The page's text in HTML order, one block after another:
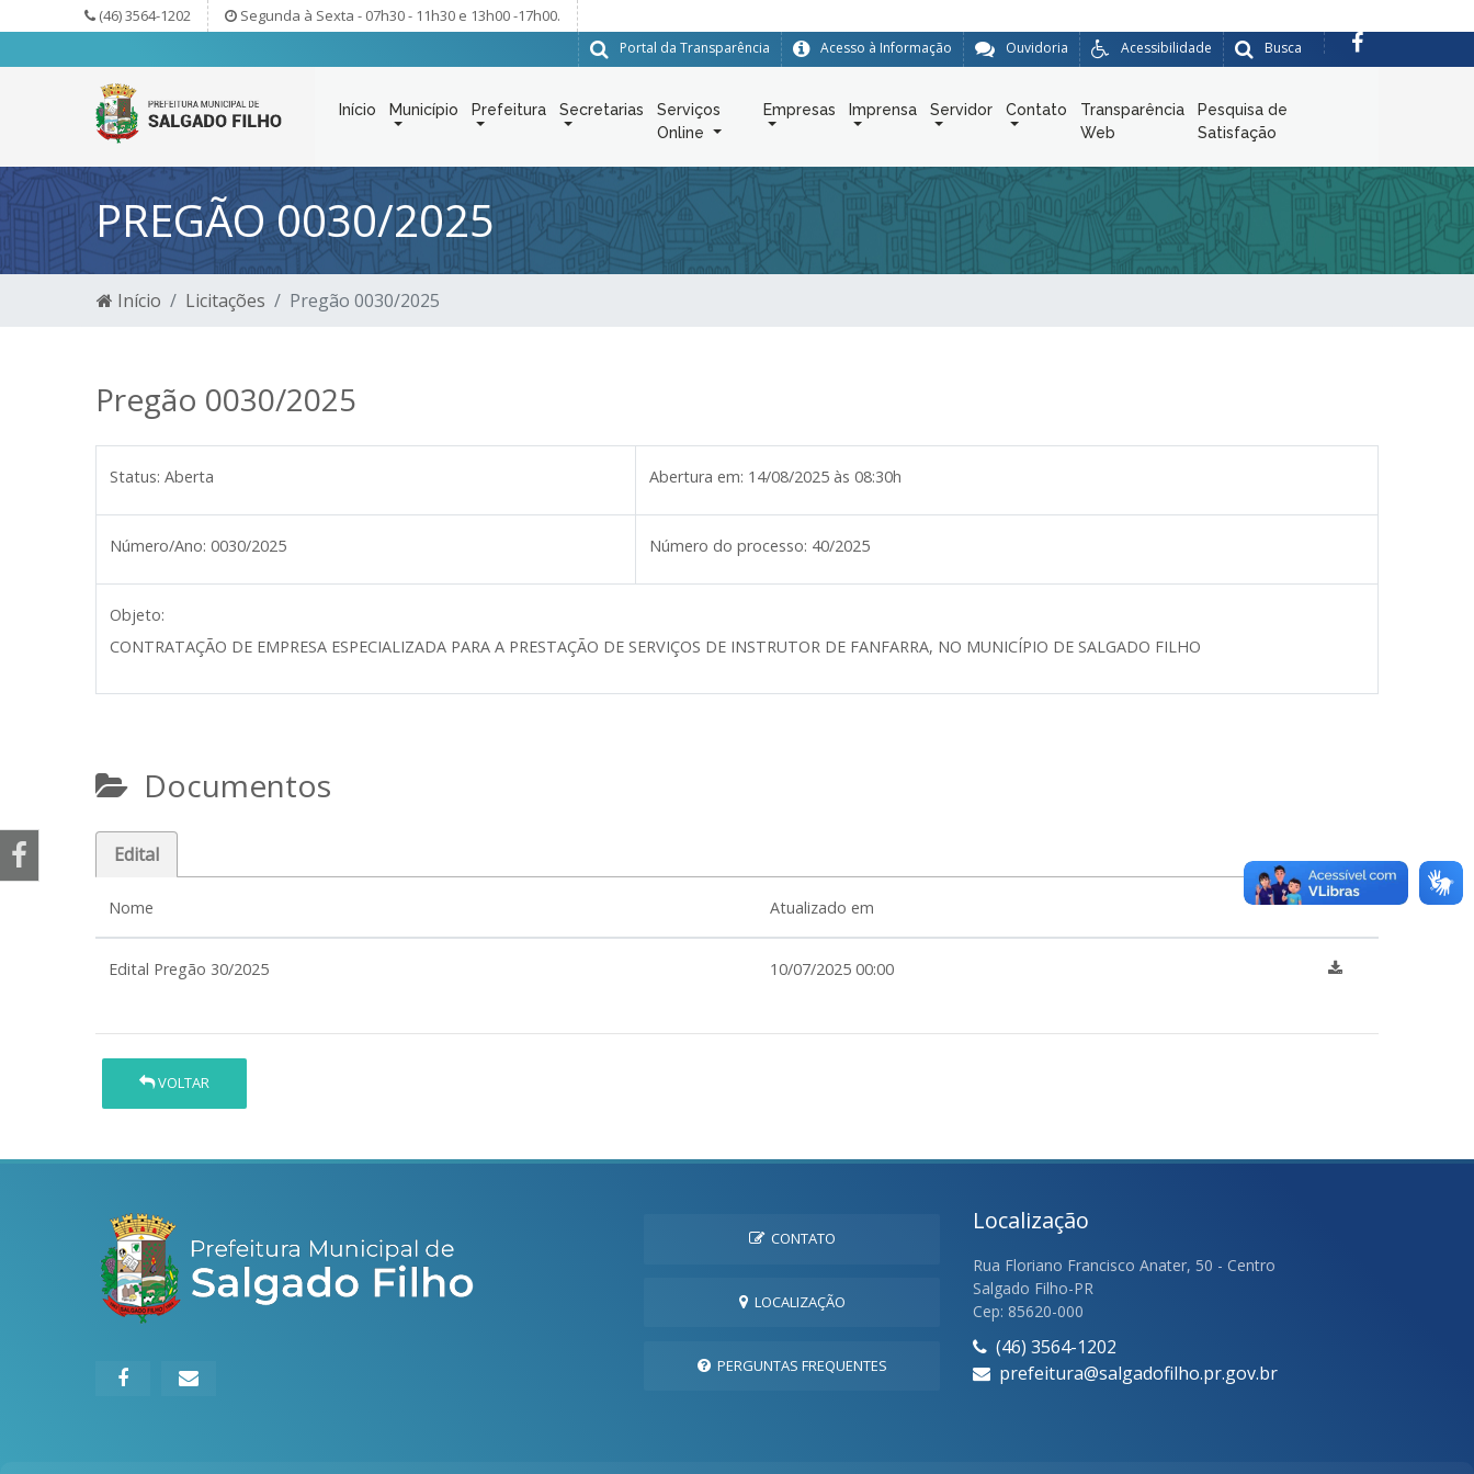
(46) 3564-1202 Segunda à Sexta - 07h30 - 11h30 e 13h00 -17h00.
Busca
Acessibilidade
Ouvidoria
Acesso à Informação
Portal da Transparência
Início Município Prefeitura Secretarias
Serviços
Online
Empresas Imprensa Servidor Contato
Transparência
Web
Pesquisa de
Satisfação
PREGÃO 0030/2025
Início Licitações Pregão 0030/2025
Pregão 0030/2025
Status: Aberta Abertura em: 14/08/2025 às 08:30h
Número/Ano: 0030/2025 Número do processo: 40/2025
Objeto:
CONTRATAÇÃO DE EMPRESA ESPECIALIZADA PARA A PRESTAÇÃO DE SERVIÇOS DE INSTRUTOR DE FANFARRA, NO MUNICÍPIO DE SALGADO FILHO
Documentos
Edital
Nome Atualizado em
Edital Pregão 30/2025 10/07/2025 00:00
VOLTAR
CONTATO
LOCALIZAÇÃO
PERGUNTAS FREQUENTES
Localização
Rua Floriano Francisco Anater, 50 - Centro
Salgado Filho-PR
Cep: 85620-000
(46) 3564-1202
prefeitura@salgadofilho.pr.gov.br